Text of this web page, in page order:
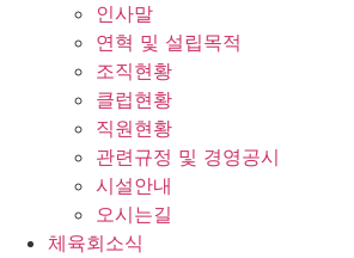
인사말
연혁 및 설립목적
조직현황
클럽현황
직원현황
관련규정 및 경영공시
시설안내
오시는길
체육회소식